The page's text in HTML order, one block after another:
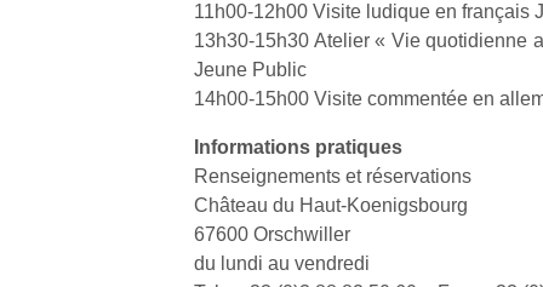
11h00-12h00 Visite ludique en français
13h30-15h30 Atelier « Vie quotidienne
Jeune Public
14h00-15h00 Visite commentée en
Informations pratiques
Renseignements et réservations
Château du Haut-Koenigsbourg
67600 Orschwiller
du lundi au vendredi